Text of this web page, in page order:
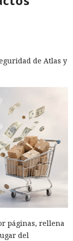
de Atlas y
páginas, rellena
del